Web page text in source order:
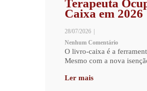
Terapeuta
Caixa em 2026
28/07/2026 |
Nenhum Comentário
O livro-caixa é a
Mesmo com a nova
Ler mais